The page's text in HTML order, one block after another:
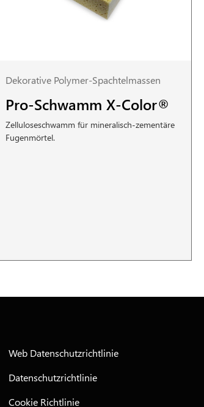
Dekorative Polymer-Spachtelmassen
Pro-Schwamm X-Color®
Zelluloseschwamm für mineralisch-zementäre
Fugenmörtel.
Web Datenschutzrichtlinie
Datenschutzrichtlinie
Cookie Richtlinie